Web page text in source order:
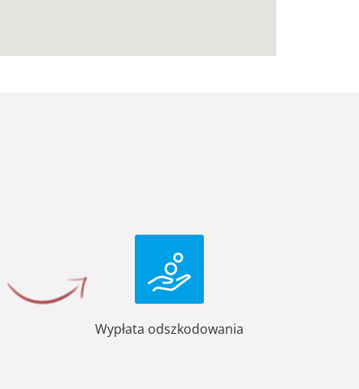
Wypłata odszkodowania